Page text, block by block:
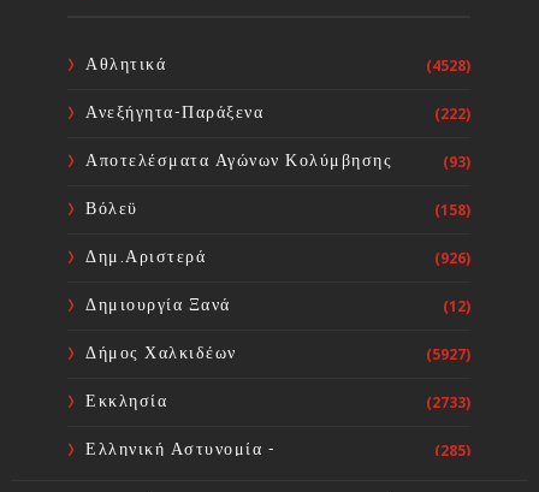
Συλλόγων Χώρας: Άμεση
επίσπευση των διαδικασιών και
Αθλητικά (4528)
Ανεξήγητα-Παράξενα (222)
Αποτελέσματα Αγώνων Κολύμβησης (93)
Βόλεϋ (158)
Δημ.Αριστερά (926)
Δημιουργία Ξανά (12)
Δήμος Χαλκιδέων (5927)
Εκκλησία (2733)
Ελληνική Αστυνομία -
(285)